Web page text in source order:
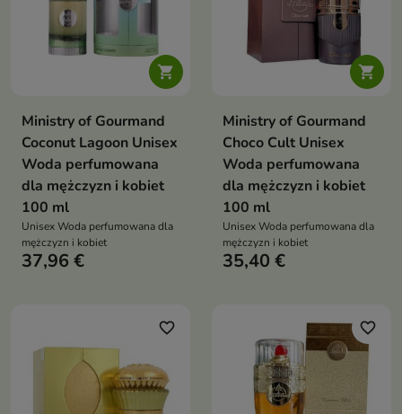

Ministry of Gourmand
Coconut Lagoon Unisex
Woda perfumowana
dla mężczyzn i kobiet
100 ml
Unisex Woda perfumowana dla
mężczyzn i kobiet
37,96 €

Ministry of Gourmand
Choco Cult Unisex
Woda perfumowana
dla mężczyzn i kobiet
100 ml
Unisex Woda perfumowana dla
mężczyzn i kobiet
35,40 €
favorite_border favorite_border